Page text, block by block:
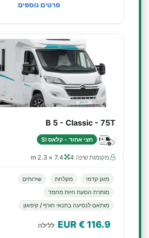
פרטים נוספים
B 5 - Classic - 75T
חצי אחוד - קלאס SI
מקומות שינה 4 7.4 × 2.3 m
מזגן קדמי מקלחת
שירותים
מותרת הסעת חיות מחמד
מותאם לנסיעה בתנאי חורף / קיפאון
116.9
€ EUR ללילה